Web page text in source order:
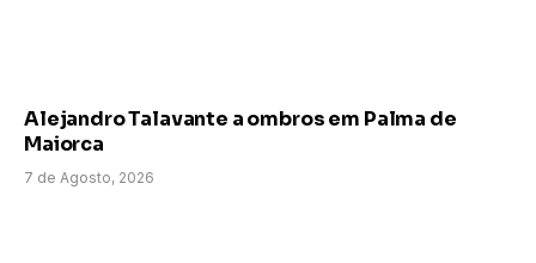
Alejandro Talavante a ombros em Palma de
Maiorca
7 de Agosto, 2026